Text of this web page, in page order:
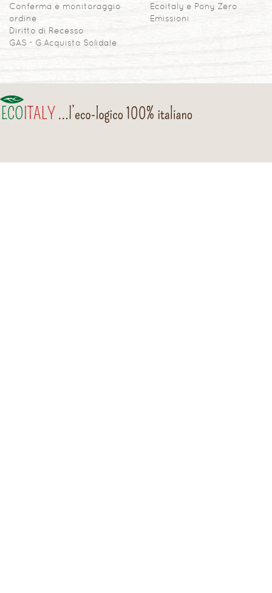
Conferma e monitoraggio
ordine
Diritto di Recesso
GAS - G.Acquisto Solidale
Ecoitaly e Pony Zero
Emissioni